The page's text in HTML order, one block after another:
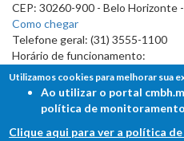
CEP: 30260-900 - Belo Horizonte
Como chegar
Telefone geral: (31) 3555-1100
Horário de funcionamento:
7h às 19h
Utilizamos cookies para melhorar sua
Ao utilizar o portal
política de
Clique aqui para ver a política